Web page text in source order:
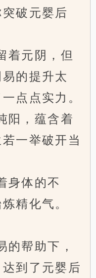
破元婴后
元阴，但
的提升太
点点实力。
，蕴含着
一举破开当
体的不
精化气。
帮助下，
到了元婴后